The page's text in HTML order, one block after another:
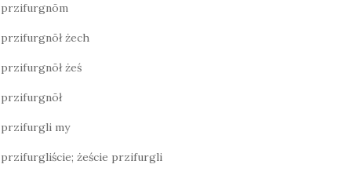
przifurgnōm
przifurgnōł żech
przifurgnōł żeś
przifurgnōł
przifurgli my
przifurgliście; żeście przifurgli